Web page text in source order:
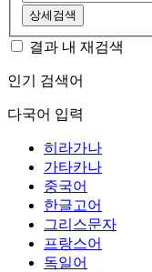
상세검색
결과 내 재검색
인기 검색어
다국어 입력
히라가나
가타카나
중국어
한글고어
그리스문자
프랑스어
독일어